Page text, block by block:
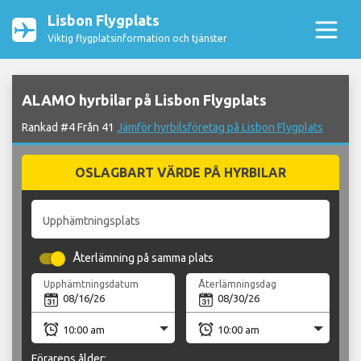
Lisbon Flygplats
Viktig flygplatsinformation och tjänster
ALAMO hyrbilar på Lisbon Flygplats
Rankad #4 Från 41 Jämför hyrbilsföretag på Lisbon Flygplats
OSLAGBART VÄRDE PÅ HYRBILAR
Upphämtningsplats
Återlämning på samma plats
Upphämtningsdatum Återlämningsdag